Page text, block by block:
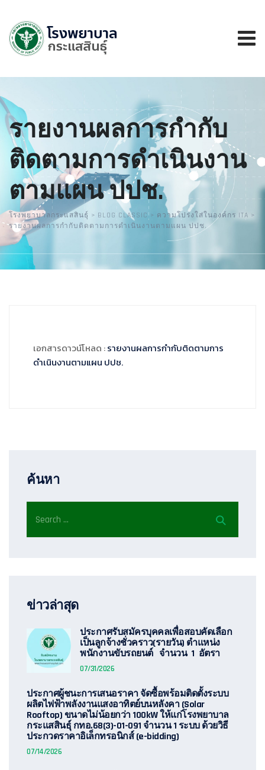
รายงานผลการกำกับ
ติดตามการดำเนินงาน
ตามแผน ปปช.
โรงพยาบาลกระแสสินธุ์ > BLOG CLASSIC > ความโปร่งใส่ในองค์กร ITA >
รายงานผลการกำกับติดตามการดำเนินงานตามแผน ปปช.
เอกสารดาวน์โหลด :รายงานผลการกำกับติดตามการ
ดำเนินงานตามแผน ปปช.
ค้นหา
ข่าวล่าสุด
ประกาศรับสมัครบุคคลเพื่อสอบคัดเลือก
เป็นลูกจ้างชั่วคราว(รายวัน) ตำแหน่ง
พนักงานขับรถยนต์ จำนวน 1 อัตรา
07/31/2026
ประกาศผู้ชนะการเสนอราคา จัดซื้อพร้อมติดตั้งระบบ
ผลิตไฟฟ้าพลังงานแสงอาทิตย์บนหลังคา (Solar
Rooftop) ขนาดไม่น้อยกว่า 100kW ให้แก่โรงพยาบาล
กระแสสินธุ์ กทอ.68(3)-01-091 จำนวน 1 ระบบ ด้วยวิธี
ประกวดราคาอิเล็กทรอนิกส์ (e-bidding)
07/14/2026